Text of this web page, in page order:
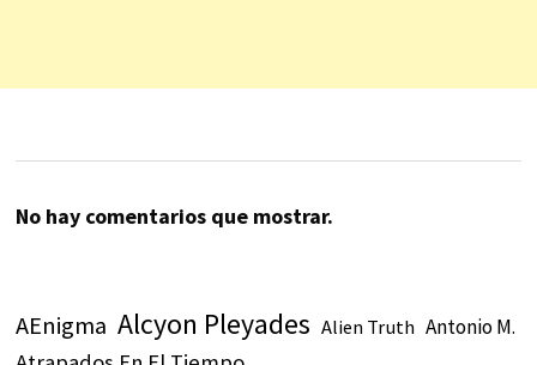
No hay comentarios que mostrar.
AEnigma Alcyon Pleyades Alien Truth Antonio M.